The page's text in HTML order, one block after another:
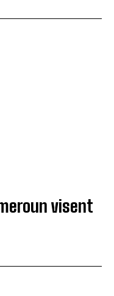
visent